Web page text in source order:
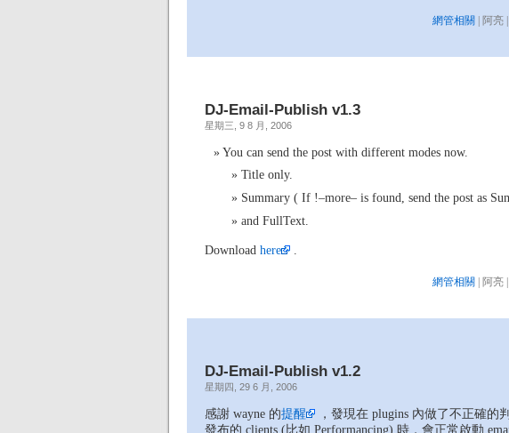
網管相關 | 阿亮 |
DJ-Email-Publish v1.3
星期三, 9 8 月, 2006
You can send the post with different modes now.
Title only.
Summary ( If !–more– is found, send the post as
and FullText.
Download here
網管相關 | 阿亮 |
DJ-Email-Publish v1.2
星期四, 29 6 月, 2006
感謝 wayne 的提醒 ，發現在 plugins 內做了不正確的
發布的 clients (比如 Performancing) 時，會正常啟動